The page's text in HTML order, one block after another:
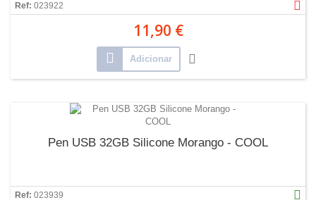
Ref: 023922
11,90 €
Adicionar
Pen USB 32GB Silicone Morango - COOL
Ref: 023939